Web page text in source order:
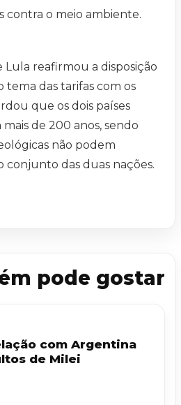
contra o meio ambiente.
Lula reafirmou a disposição
tema das tarifas com os
que os dois países
de 200 anos, sendo
não podem
das duas nações.
pode gostar
com Argentina
de Milei